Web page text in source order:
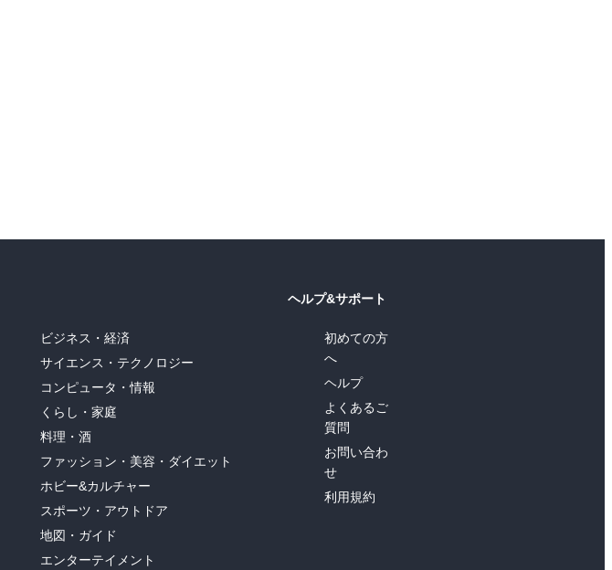
ビジネス・経済
サイエンス・テクノロジー
コンピュータ・情報
くらし・家庭
料理・酒
ファッション・美容・ダイエット
ホビー&カルチャー
スポーツ・アウトドア
地図・ガイド
エンターテイメント
ヘルプ&サポート
初めての方
へ
ヘルプ
よくあるご
質問
お問い合わ
せ
利用規約